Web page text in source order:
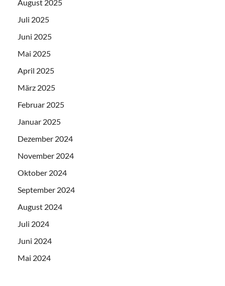
August 2025
Juli 2025
Juni 2025
Mai 2025
April 2025
März 2025
Februar 2025
Januar 2025
Dezember 2024
November 2024
Oktober 2024
September 2024
August 2024
Juli 2024
Juni 2024
Mai 2024